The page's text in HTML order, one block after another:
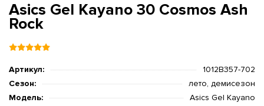
Asics Gel Kayano 30 Cosmos Ash
Rock
Артикул:
1012B357-702
Сезон:
лето, демисезон
Модель:
Asics Gel Kayano